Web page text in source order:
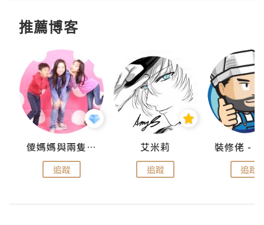
推薦博客
儍媽媽與兩隻小魔怪之家
追蹤
艾米莉
追蹤 追蹤